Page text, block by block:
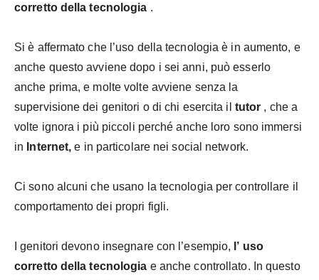
corretto della tecnologia .
Si è affermato che l’uso della tecnologia è in aumento, e
anche questo avviene dopo i sei anni, può esserlo
anche prima, e molte volte avviene senza la
supervisione dei genitori o di chi esercita il tutor , che a
volte ignora i più piccoli perché anche loro sono immersi
in Internet, e in particolare nei social network.
Ci sono alcuni che usano la tecnologia per controllare il
comportamento dei propri figli.
I genitori devono insegnare con l’esempio, l’ uso
corretto della tecnologia e anche controllato. In questo